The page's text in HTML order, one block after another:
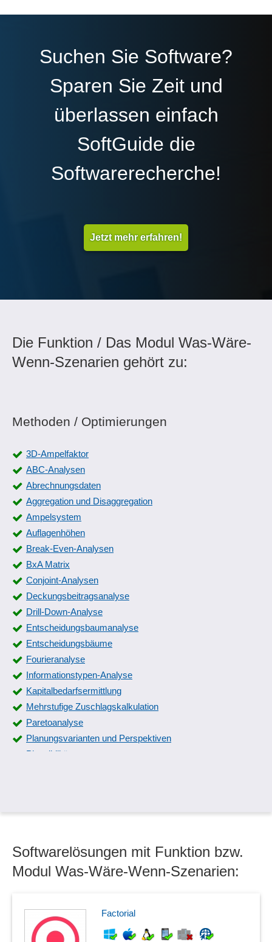
Suchen Sie Software?
Sparen Sie Zeit und
überlassen einfach
SoftGuide die
Softwarerecherche!
Jetzt mehr erfahren!
Die Funktion / Das Modul Was-Wäre-
Wenn-Szenarien gehört zu:
Methoden / Optimierungen
3D-Ampelfaktor
ABC-Analysen
Abrechnungsdaten
Aggregation und Disaggregation
Ampelsystem
Auflagenhöhen
Break-Even-Analysen
BxA Matrix
Conjoint-Analysen
Deckungsbeitragsanalyse
Drill-Down-Analyse
Entscheidungsbaumanalyse
Entscheidungsbäume
Fourieranalyse
Informationstypen-Analyse
Kapitalbedarfsermittlung
Mehrstufige Zuschlagskalkulation
Paretoanalyse
Planungsvarianten und Perspektiven
Plausibilitäten
Scorecarding
Soll-Ist-Vergleiche
Strategy-Map-Erstellung
Szenarioplanung
Teilstrukturanalysen
Softwarelösungen mit Funktion bzw.
Modul Was-Wäre-Wenn-Szenarien:
Factorial